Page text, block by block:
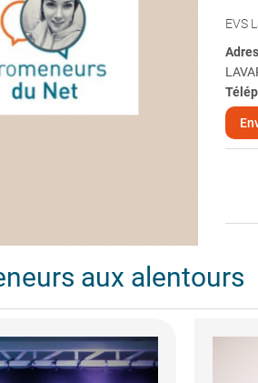
EVS
aux alentours